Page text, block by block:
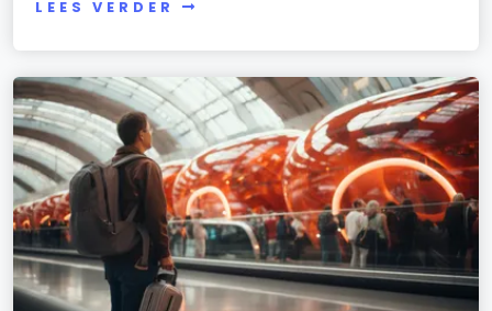
LEES VERDER